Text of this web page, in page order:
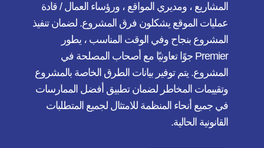
المشاريع ، ومديري المواقع ، ورؤساء العمال / قادة
عمليات الموقع يشكلون فرق المشروع. لضمان تنفيذ
المشروع بنجاح وفي الوقت المناسب ، يطور
Premier جوًا تعاونيًا مع أصحاب المصلحة في
المشروع. يتم توفير بيانات الطرق الخاصة بالمشروع
وتقييمات المخاطر لضمان تطبيق أفضل الممارسات
في جميع أنحاء المنظمة للامتثال لجميع المتطلبات
القانونية الحالية.